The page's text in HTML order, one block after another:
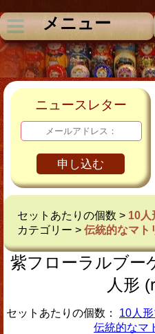
メニュー
ニュースレター
申し込む
セットあたりの個数 > 10人
カテゴリー > 伝統的なマト
紫フローラルブー
人形
セットあたりの個数： 10人
伝統的なマ